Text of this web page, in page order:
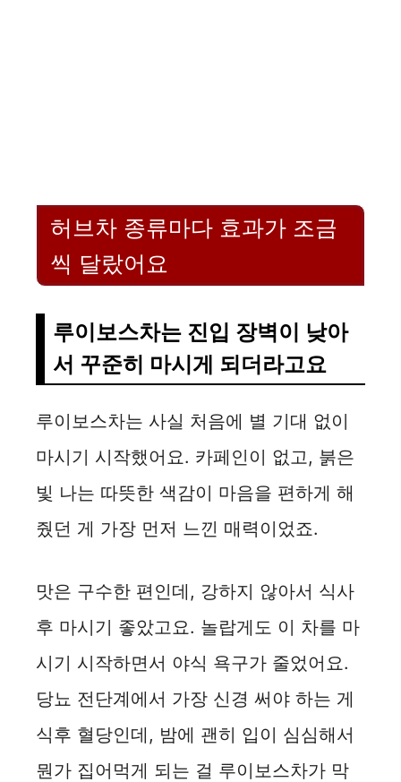
허브차 종류마다 효과가 조금
씩 달랐어요
루이보스차는 진입 장벽이 낮아
서 꾸준히 마시게 되더라고요
루이보스차는 사실 처음에 별 기대 없이
마시기 시작했어요. 카페인이 없고, 붉은
빛 나는 따뜻한 색감이 마음을 편하게 해
줬던 게 가장 먼저 느낀 매력이었죠.
맛은 구수한 편인데, 강하지 않아서 식사
후 마시기 좋았고요. 놀랍게도 이 차를 마
시기 시작하면서 야식 욕구가 줄었어요.
당뇨 전단계에서 가장 신경 써야 하는 게
식후 혈당인데, 밤에 괜히 입이 심심해서
뭔가 집어먹게 되는 걸 루이보스차가 막